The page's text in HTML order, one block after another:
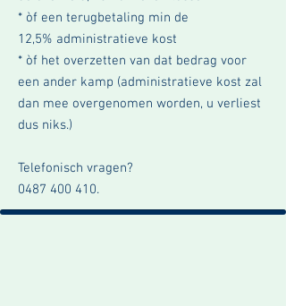
* òf een terugbetaling min de
12,5% administratieve kost
* òf het overzetten van dat bedrag voor
een ander kamp (administratieve kost zal
dan mee overgenomen worden, u verliest
dus niks.)
Telefonisch vragen?
0487 400 410.